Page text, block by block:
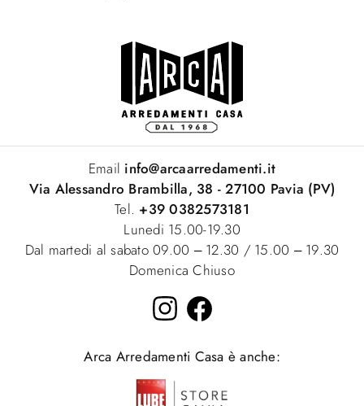
Email info@arcaarredamenti.it
Via Alessandro Brambilla, 38 - 27100 Pavia (PV)
Tel. +39 0382573181
Lunedi 15.00-19.30
Dal martedi al sabato 09.00 – 12.30 / 15.00 – 19.30
Domenica Chiuso
Arca Arredamenti Casa è anche: